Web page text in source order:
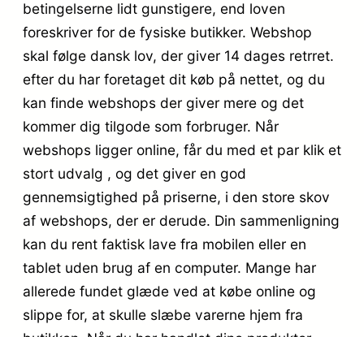
betingelserne lidt gunstigere, end loven
foreskriver for de fysiske butikker. Webshop
skal følge dansk lov, der giver 14 dages retrret.
efter du har foretaget dit køb på nettet, og du
kan finde webshops der giver mere og det
kommer dig tilgode som forbruger. Når
webshops ligger online, får du med et par klik et
stort udvalg , og det giver en god
gennemsigtighed på priserne, i den store skov
af webshops, der er derude. Din sammenligning
kan du rent faktisk lave fra mobilen eller en
tablet uden brug af en computer. Mange har
allerede fundet glæde ved at købe online og
slippe for, at skulle slæbe varerne hjem fra